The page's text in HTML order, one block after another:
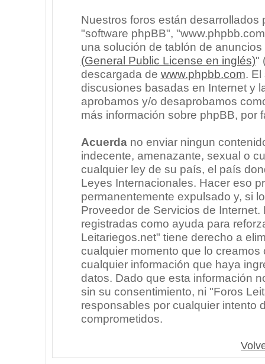
Nuestros foros están
"software phpBB",
una solución de tablón de
(General Public License en inglés)"
descargada de www.phpbb.com. El
discusiones basadas en Internet y
aprobamos y/o desaprobamos
más información sobre phpBB, por
Acuerdano enviar ningun
indecente, amenazante, sexual o
cualquier ley de su país, el país
Leyes Internacionales. Hacer eso
permanentemente expulsado y, si
Proveedor de Servicios de
registradas como ayuda para
Leitariegos.net" tiene derecho a
cualquier momento que lo
cualquier información que haya
datos. Dado que esta información
sin su consentimiento, ni "Foros
responsables por cualquier intento
comprometidos.